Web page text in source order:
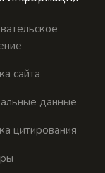
сайта
данные
цитирования